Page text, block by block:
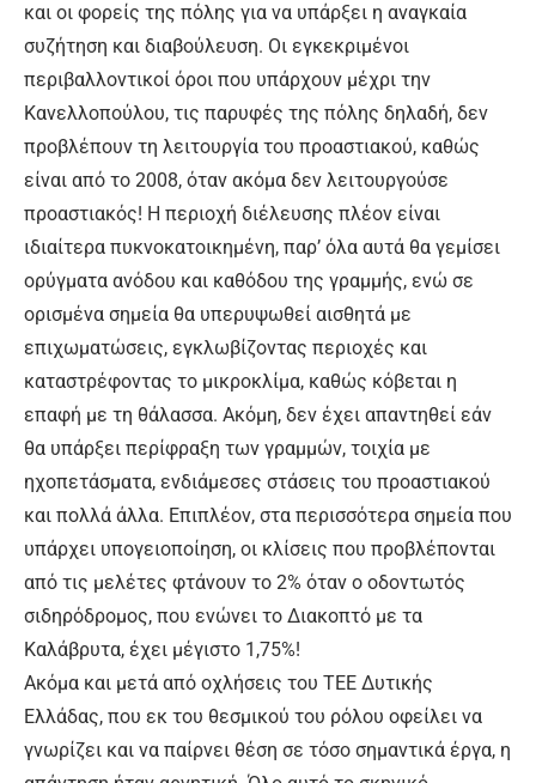
και οι φορείς της πόλης για να υπάρξει η αναγκαία
συζήτηση και διαβούλευση. Οι εγκεκριμένοι
περιβαλλοντικοί όροι που υπάρχουν μέχρι την
Κανελλοπούλου, τις παρυφές της πόλης δηλαδή, δεν
προβλέπουν τη λειτουργία του προαστιακού, καθώς
είναι από το 2008, όταν ακόμα δεν λειτουργούσε
προαστιακός! Η περιοχή διέλευσης πλέον είναι
ιδιαίτερα πυκνοκατοικημένη, παρ’ όλα αυτά θα γεμίσει
ορύγματα ανόδου και καθόδου της γραμμής, ενώ σε
ορισμένα σημεία θα υπερυψωθεί αισθητά με
επιχωματώσεις, εγκλωβίζοντας περιοχές και
καταστρέφοντας το μικροκλίμα, καθώς κόβεται η
επαφή με τη θάλασσα. Ακόμη, δεν έχει απαντηθεί εάν
θα υπάρξει περίφραξη των γραμμών, τοιχία με
ηχοπετάσματα, ενδιάμεσες στάσεις του προαστιακού
και πολλά άλλα. Επιπλέον, στα περισσότερα σημεία που
υπάρχει υπογειοποίηση, οι κλίσεις που προβλέπονται
από τις μελέτες φτάνουν το 2% όταν ο οδοντωτός
σιδηρόδρομος, που ενώνει το Διακοπτό με τα
Καλάβρυτα, έχει μέγιστο 1,75%!
Ακόμα και μετά από οχλήσεις του ΤΕΕ Δυτικής
Ελλάδας, που εκ του θεσμικού του ρόλου οφείλει να
γνωρίζει και να παίρνει θέση σε τόσο σημαντικά έργα, η